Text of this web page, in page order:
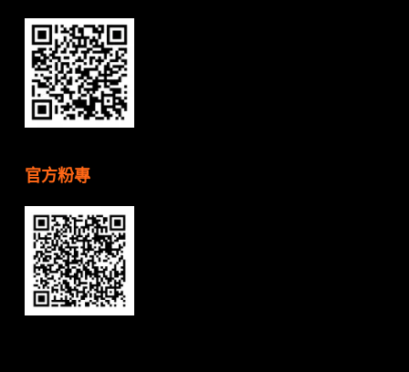
官方粉專